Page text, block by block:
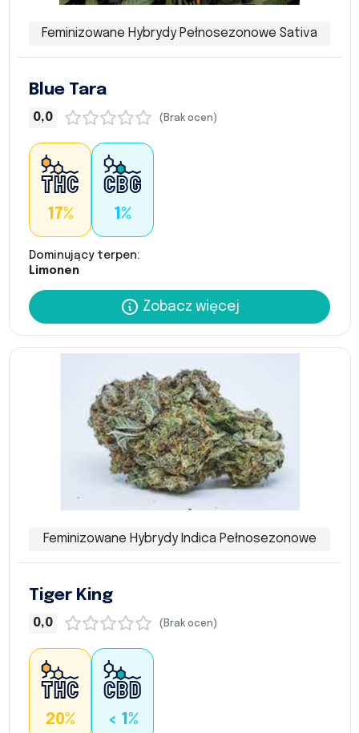
Feminizowane Hybrydy Pełnosezonowe Sativa
Blue Tara
0,0 (Brak ocen)
17% 1%
Dominujący terpen:
Limonen
Zobacz więcej
Feminizowane Hybrydy Indica Pełnosezonowe
Tiger King
0,0 (Brak ocen)
20% < 1%